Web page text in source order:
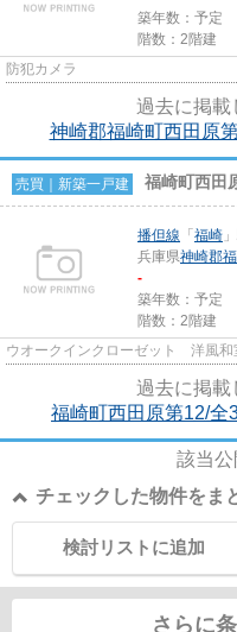
築年数：予定
階数：2階建
防犯カメラ
過去に掲載
神崎郡福崎町西田原
売買｜新築一戸建 福崎町西田
播但線 「 福崎
兵庫県神崎郡
-
築年数：予定
階数：2階建
ウオークインクローゼット 洋風和
過去に掲載
福崎町西田原第12/全
該当
チェックした物件をま
検討リストに追加
さらに